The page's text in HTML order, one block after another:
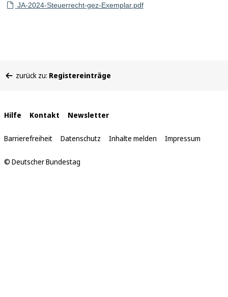
JA-2024-Steuerrecht-gez-Exemplar.pdf
befinden
zurück zu: Registereinträge
Interne
Links
Hilfe Kontakt Newsletter
Barrierefreiheit Datenschutz Inhalte melden Impressum
© Deutscher Bundestag